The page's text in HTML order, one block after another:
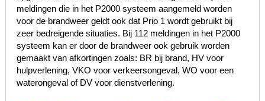
meldingen die in het P2000 systeem aangemeld worden
voor de brandweer geldt ook dat Prio 1 wordt gebruikt bij
zeer bedreigende situaties. Bij 112 meldingen in het P2000
systeem kan er door de brandweer ook gebruik worden
gemaakt van afkortingen zoals: BR bij brand, HV voor
hulpverlening, VKO voor verkeersongeval, WO voor een
waterongeval of DV voor dienstverlening.